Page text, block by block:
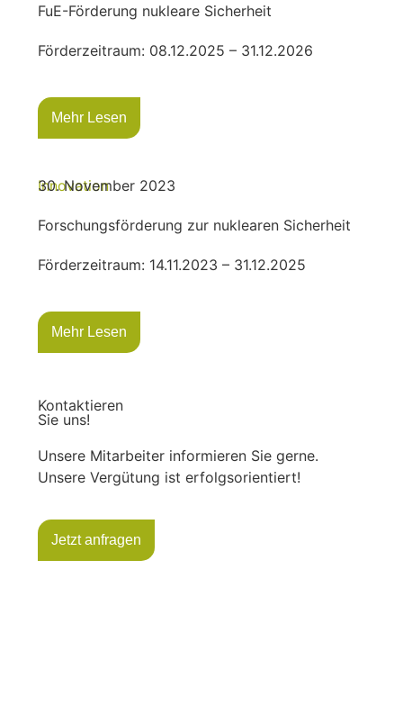
FuE-Förderung nukleare Sicherheit
Förderzeitraum: 08.12.2025 – 31.12.2026
Mehr Lesen
Innovation
30. November 2023
Forschungsförderung zur nuklearen Sicherheit
Förderzeitraum: 14.11.2023 – 31.12.2025
Mehr Lesen
Kontaktieren
Sie uns!
Unsere Mitarbeiter informieren Sie gerne.
Unsere Vergütung ist erfolgsorientiert!
Jetzt anfragen